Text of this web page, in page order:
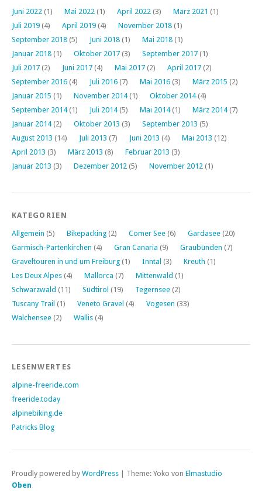
Juni 2022 (1) Mai 2022 (1) April 2022 (3) März 2021 (1)
Juli 2019 (4) April 2019 (4) November 2018 (1)
September 2018 (5) Juni 2018 (1) Mai 2018 (1)
Januar 2018 (1) Oktober 2017 (3) September 2017 (1)
Juli 2017 (2) Juni 2017 (4) Mai 2017 (2) April 2017 (2)
September 2016 (4) Juli 2016 (7) Mai 2016 (3) März 2015 (2)
Januar 2015 (1) November 2014(1) Oktober 2014(4)
September 2014(1) Juli 2014(5) Mai 2014(1) März 2014(7)
Januar 2014(2) Oktober 2013 (3) September 2013 (5)
August 2013 (14) Juli 2013 (7) Juni 2013 (4) Mai 2013 (12)
April 2013 (3) März 2013 (8) Februar 2013 (3)
Januar 2013 (3) Dezember 2012 (5) November 2012 (1)
KATEGORIEN
Allgemein (5) Bikepacking (2) Comer See (6) Gardasee (20)
Garmisch-Partenkirchen (4) Gran Canaria (9) Graubünden (7)
Graveltouren in und um Freiburg (1) Inntal (3) Kreuth (1)
Les Deux Alpes (4) Mallorca (7) Mittenwald (1)
Schwarzwald (11) Südtirol (19) Tegernsee (2)
Tuscany Trail (1) Veneto Gravel (4) Vogesen (33)
Walchensee (2) Wallis (4)
LESENWERTES
alpine-freeride.com
freeride.today
alpinebiking.de
Patricks Blog
Proudly powered by WordPress Theme: Yoko von Elmastudio
Oben